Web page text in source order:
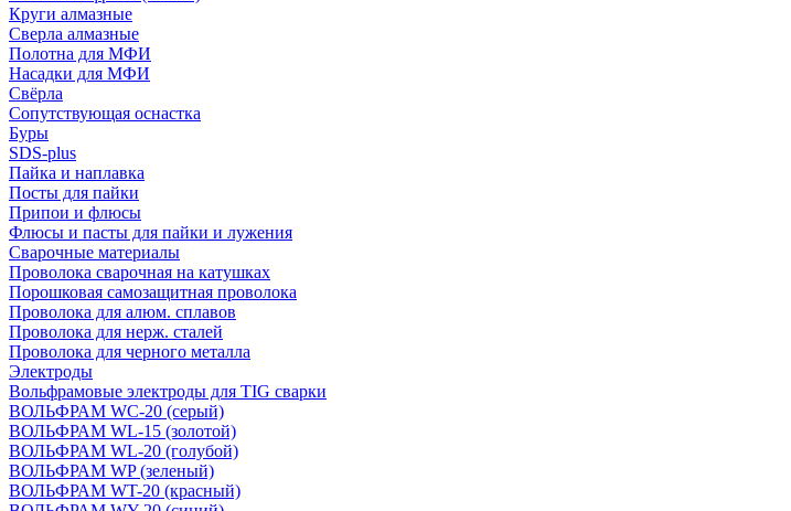
Круги алмазные
Сверла алмазные
Полотна для МФИ
Насадки для МФИ
Свёрла
Сопутствующая оснастка
Буры
SDS-plus
Пайка и наплавка
Посты для пайки
Припои и флюсы
Флюсы и пасты для пайки и лужения
Сварочные материалы
Проволока сварочная на катушках
Порошковая самозащитная проволока
Проволока для алюм. сплавов
Проволока для нерж. сталей
Проволока для черного металла
Электроды
Вольфрамовые электроды для TIG сварки
ВОЛЬФРАМ WC-20 (серый)
ВОЛЬФРАМ WL-15 (золотой)
ВОЛЬФРАМ WL-20 (голубой)
ВОЛЬФРАМ WP (зеленый)
ВОЛЬФРАМ WT-20 (красный)